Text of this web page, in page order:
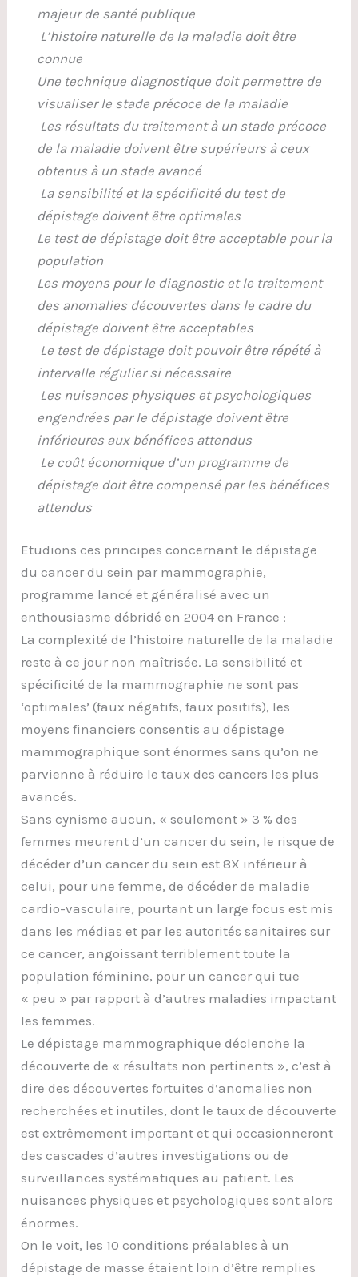
majeur de santé publique
L’histoire naturelle de la maladie doit être
connue
Une technique diagnostique doit permettre de
visualiser le stade précoce de la maladie
Les résultats du traitement à un stade précoce
de la maladie doivent être supérieurs à ceux
obtenus à un stade avancé
La sensibilité et la spécificité du test de
dépistage doivent être optimales
Le test de dépistage doit être acceptable pour la
population
Les moyens pour le diagnostic et le traitement
des anomalies découvertes dans le cadre du
dépistage doivent être acceptables
Le test de dépistage doit pouvoir être répété à
intervalle régulier si nécessaire
Les nuisances physiques et psychologiques
engendrées par le dépistage doivent être
inférieures aux bénéfices attendus
Le coût économique d’un programme de
dépistage doit être compensé par les bénéfices
attendus
Etudions ces principes concernant le dépistage
du cancer du sein par mammographie,
programme lancé et généralisé avec un
enthousiasme débridé en 2004 en France :
La complexité de l’histoire naturelle de la maladie
reste à ce jour non maîtrisée. La sensibilité et
spécificité de la mammographie ne sont pas
‘optimales’ (faux négatifs, faux positifs), les
moyens financiers consentis au dépistage
mammographique sont énormes sans qu’on ne
parvienne à réduire le taux des cancers les plus
avancés.
Sans cynisme aucun, « seulement » 3 % des
femmes meurent d’un cancer du sein, le risque de
décéder d’un cancer du sein est 8X inférieur à
celui, pour une femme, de décéder de maladie
cardio-vasculaire, pourtant un large focus est mis
dans les médias et par les autorités sanitaires sur
ce cancer, angoissant terriblement toute la
population féminine, pour un cancer qui tue
« peu » par rapport à d’autres maladies impactant
les femmes.
Le dépistage mammographique déclenche la
découverte de « résultats non pertinents », c’est à
dire des découvertes fortuites d’anomalies non
recherchées et inutiles, dont le taux de découverte
est extrêmement important et qui occasionneront
des cascades d’autres investigations ou de
surveillances systématiques au patient. Les
nuisances physiques et psychologiques sont alors
énormes.
On le voit, les 10 conditions préalables à un
dépistage de masse étaient loin d’être remplies